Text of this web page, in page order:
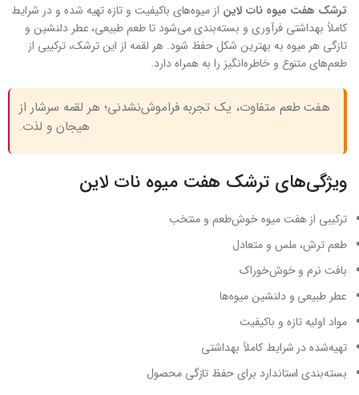
ترشک هفت میوه نات لاین از میوه‌های باکیفیت و تازه تهیه شده و در شرایط
کاملاً بهداشتی فرآوری و بسته‌بندی می‌شود تا طعم طبیعی، عطر دلنشین و
تازگی هر میوه به بهترین شکل حفظ شود. هر لقمه از این ترشک، ترکیبی از
طعم‌های متنوع و خاطره‌انگیز را به همراه دارد.
هفت طعم متفاوت، یک تجربه فراموش‌نشدنی؛ هر لقمه سرشار از
هیجان و لذت.
ویژگی‌های ترشک هفت میوه نات لاین
ترکیبی از هفت میوه خوش‌طعم و منتخب
طعم ترش، ملس و متعادل
بافت نرم و خوش‌خوراک
عطر طبیعی و دلنشین میوه‌ها
مواد اولیه تازه و باکیفیت
تهیه‌شده در شرایط کاملاً بهداشتی
بسته‌بندی استاندارد برای حفظ تازگی محصول